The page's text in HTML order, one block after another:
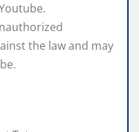
the law and may